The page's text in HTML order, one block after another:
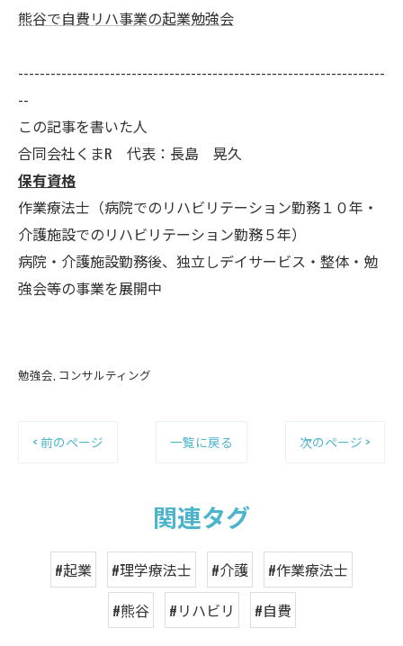
熊谷で自費リハ事業の起業勉強会
--------------------------------------------------------------------
--
この記事を書いた人
合同会社くまR 代表：長島 晃久
保有資格
作業療法士（病院でのリハビリテーション勤務１０年・
介護施設でのリハビリテーション勤務５年）
病院・介護施設勤務後、独立しデイサービス・整体・勉
強会等の事業を展開中
勉強会 コンサルティング
< 前のページ 一覧に戻る 次のページ >
関連タグ
#起業 #理学療法士 #介護
#作業療法士
#熊谷
#リハビリ #自費